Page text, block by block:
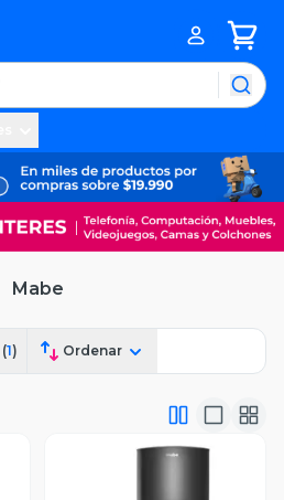
Mabe
1) Ordenar